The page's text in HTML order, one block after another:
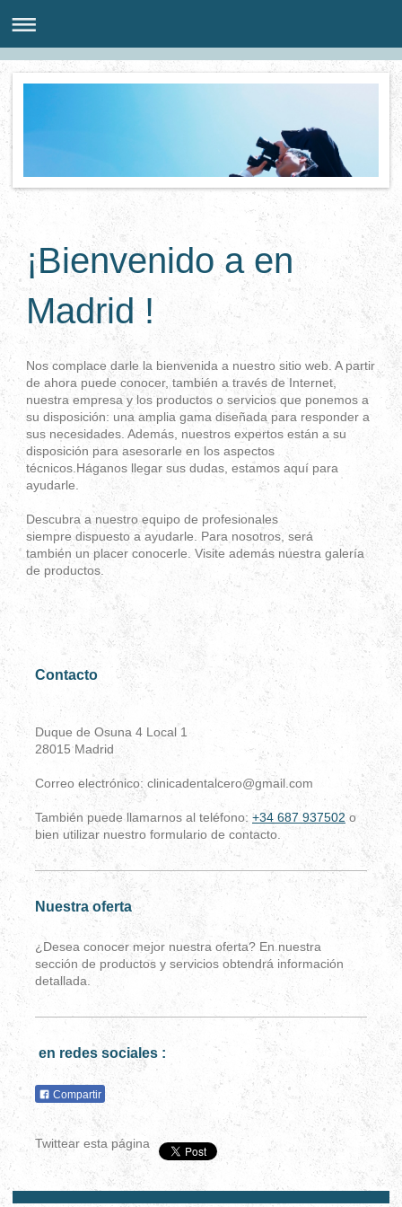
¡Bienvenido a en
Madrid !
Nos complace darle la bienvenida a nuestro sitio web. A partir
de ahora puede conocer, también a través de Internet,
nuestra empresa y los productos o servicios que ponemos a
su disposición: una amplia gama diseñada para responder a
sus necesidades. Además, nuestros expertos están a su
disposición para asesorarle en los aspectos
técnicos.Háganos llegar sus dudas, estamos aquí para
ayudarle.
Descubra a nuestro equipo de profesionales
siempre dispuesto a ayudarle. Para nosotros, será
también un placer conocerle. Visite además nuestra galería
de productos.
Contacto
Duque de Osuna 4 Local 1
28015 Madrid
Correo electrónico: clinicadentalcero@gmail.com
También puede llamarnos al teléfono: +34 687 937502 o
bien utilizar nuestro formulario de contacto.
Nuestra oferta
¿Desea conocer mejor nuestra oferta? En nuestra
sección de productos y servicios obtendrá información
detallada.
en redes sociales :
Compartir
Twittear esta página